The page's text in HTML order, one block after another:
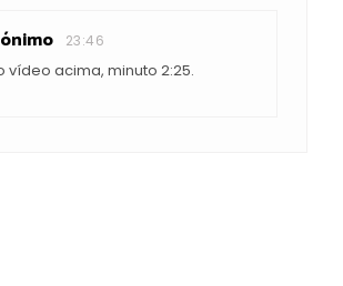
23:46
vídeo acima, minuto 2:25.